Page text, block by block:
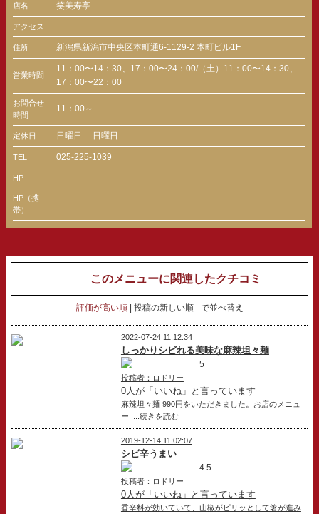
店名 笑美寿亭
アクセス
住所 新潟県新潟市中央区本町通6-1129-2 本町ビル1F
営業時間
11：00〜14：30、17：00〜24：00/（土）11：00〜14：30、
17：00〜22：00
お問合せ
時間
11：00～
定休日 日曜日 日曜日
TEL 025-225-1039
HP
HP（携
帯）
このメニューに関連したクチコミ
評価が高い順 投稿の新しい順 で並べ替え
2022-07-24 11:12:34
しっかりシビれる美味な麻辣坦々麺
5
投稿者：ロドリー
0人が「いいね」と言っています
麻辣坦々麺 990円をいただきました。お店のメニュ
ー ...続きを読む
2019-12-14 11:02:07
シビ辛うまい
4.5
投稿者：ロドリー
0人が「いいね」と言っています
香辛料が効いていて、山椒がピリッとして箸が進み